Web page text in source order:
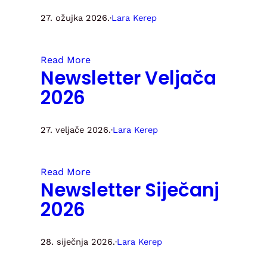
27. ožujka 2026.·Lara Kerep
Read More
Newsletter Veljača
2026
27. veljače 2026.·Lara Kerep
Read More
Newsletter Siječanj
2026
28. siječnja 2026.·Lara Kerep